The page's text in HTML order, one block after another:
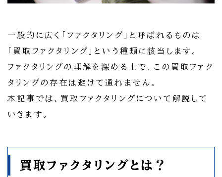
一般的に広く「ファクタリング」と呼ばれるものは
「買取ファクタリング」という種類に該当します。
ファクタリングの理解を深める上で、この買取ファク
タリングの存在は避けて通れません。
本記事では、買取ファクタリングについて解説して
いきます。
買取ファクタリングとは？